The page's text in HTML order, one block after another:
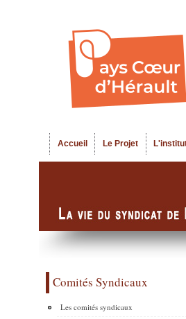
Menu principal
Accueil Le Projet
Comités Syndicaux
Les comités syndicaux